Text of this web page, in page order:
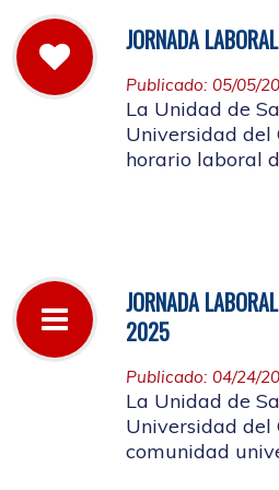
JORNADA
Publicado: 05/05/
La Unidad de
Universidad del
horario laboral
JORNADA
2025
Publicado: 04/24/
La Unidad de
Universidad del
comunidad